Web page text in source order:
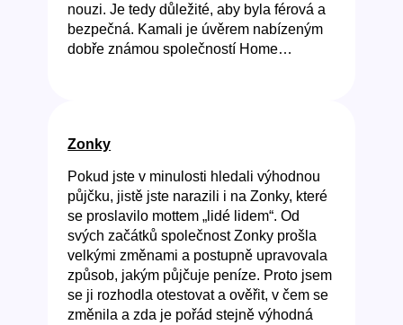
nouzi. Je tedy důležité, aby byla férová a
bezpečná. Kamali je úvěrem nabízeným
dobře známou společností Home…
Zonky
Pokud jste v minulosti hledali výhodnou
půjčku, jistě jste narazili i na Zonky, které
se proslavilo mottem „lidé lidem“. Od
svých začátků společnost Zonky prošla
velkými změnami a postupně upravovala
způsob, jakým půjčuje peníze. Proto jsem
se ji rozhodla otestovat a ověřit, v čem se
změnila a zda je pořád stejně výhodná